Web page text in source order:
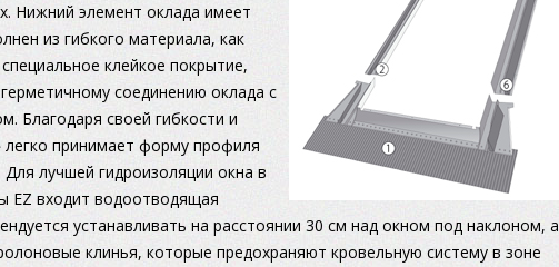
Нижний элемент оклада имеет
из гибкого материала, как
клейкое покрытие,
соединению оклада с
Благодаря своей гибкости и
легко принимает форму профиля
лучшей гидроизоляции окна в
EZ входит водоотводящая
устанавливать на расстоянии 30 см над окном под наклоном, а
клинья, которые предохраняют кровельную систему в зоне